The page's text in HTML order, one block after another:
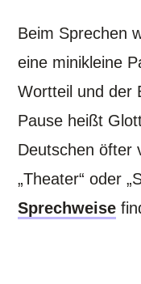
Beim Sprechen
eine minikleine
Wortteil und der
Pause heißt
Deutschen öfter
„Theater“ oder
Sprechweise